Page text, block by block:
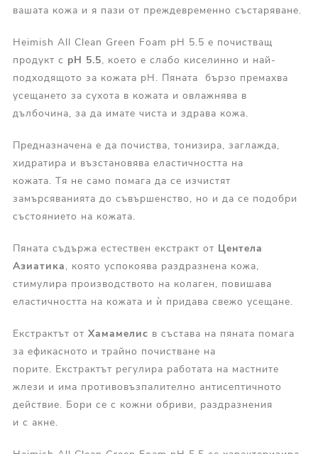
вашата кожа и я пази от преждевременно състаряване.
Heimish All Clean Green Foam pH 5.5 е почистващ
продукт с pH 5.5, което е слабо киселинно и най-
подходящото за кожата pH. Пяната бързо премахва
усещането за сухота в кожата и овлажнява в
дълбочина, за да имате чиста и здрава кожа.
Предназначена е да почиства, тонизира, заглажда,
хидратира и възстановява еластичността на
кожата. Тя не само помага да се изчистят
замърсяванията до съвършенство, но и да се подобри
състоянието на кожата.
Пяната съдържа естествен екстракт от Центела
Азиатика, която успокоява раздразнена кожа,
стимулира производството на колаген, повишава
еластичността на кожата и ѝ придава свежо усещане.
Екстрактът от Хамамелис в състава на пяната помага
за ефикасното и трайно почистване на
порите. Екстрактът регулира работата на мастните
жлези и има противовъзпалително антисептичното
действие. Бори се с кожни обриви, раздразнения
и с акне.